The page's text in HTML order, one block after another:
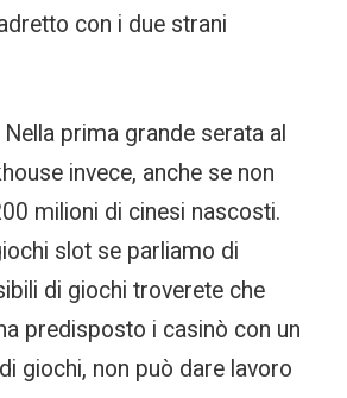
con i due strani
Nella prima grande serata al
invece, anche se non
milioni di cinesi nascosti.
slot se parliamo di
di giochi troverete che
predisposto i casinò con un
giochi, non può dare lavoro